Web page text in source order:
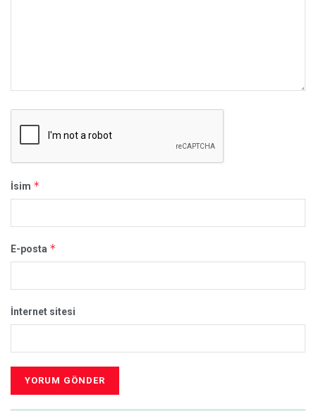
İsim *
E-posta *
İnternet sitesi